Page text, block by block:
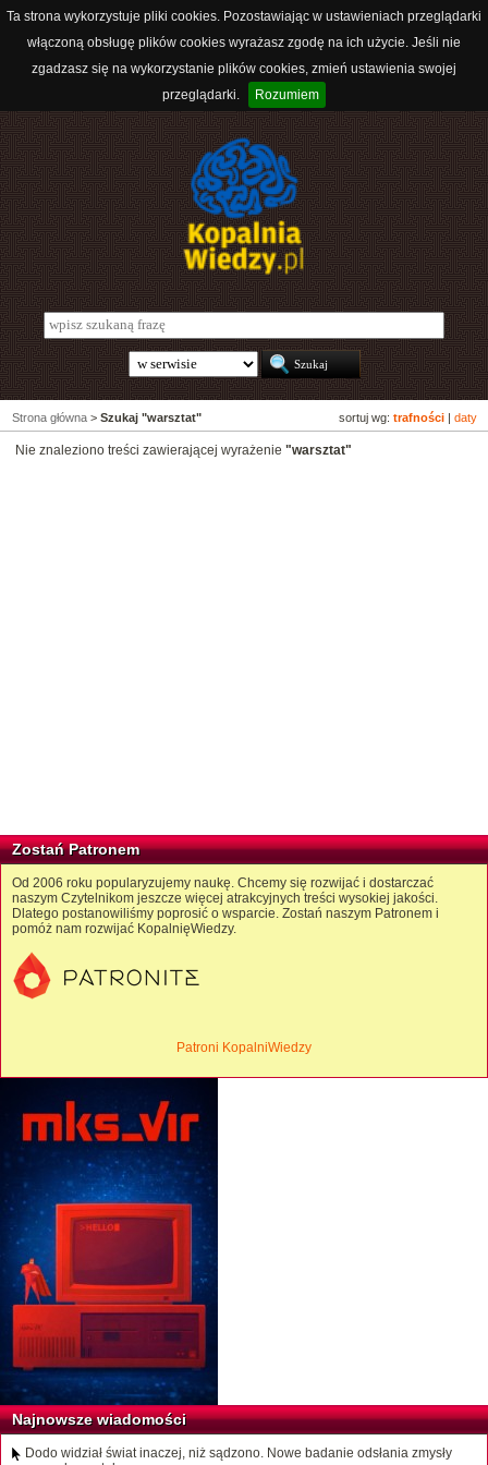
Ta strona wykorzystuje pliki cookies. Pozostawiając w ustawieniach przeglądarki
włączoną obsługę plików cookies wyrażasz zgodę na ich użycie. Jeśli nie
zgadzasz się na wykorzystanie plików cookies, zmień ustawienia swojej
przeglądarki.
Rozumiem
sortuj wg: trafności daty
Strona główna > Szukaj "warsztat"
Nie znaleziono treści zawierającej wyrażenie "warsztat"
Zostań Patronem
Od 2006 roku popularyzujemy naukę. Chcemy się rozwijać i dostarczać
naszym Czytelnikom jeszcze więcej atrakcyjnych treści wysokiej jakości.
Dlatego postanowiliśmy poprosić o wsparcie. Zostań naszym Patronem i
pomóż nam rozwijać KopalnięWiedzy.
Patroni KopalniWiedzy
Najnowsze wiadomości
Dodo widział świat inaczej, niż sądzono. Nowe badanie odsłania zmysły